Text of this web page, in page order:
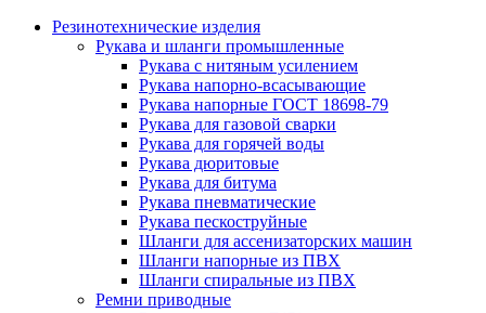
Резинотехнические изделия
Рукава и шланги промышленные
Рукава с нитяным усилением
Рукава напорно-всасывающие
Рукава напорные ГОСТ 18698-79
Рукава для газовой сварки
Рукава для горячей воды
Рукава дюритовые
Рукава для битума
Рукава пневматические
Рукава пескоструйные
Шланги для ассенизаторских машин
Шланги напорные из ПВХ
Шланги спиральные из ПВХ
Ремни приводные